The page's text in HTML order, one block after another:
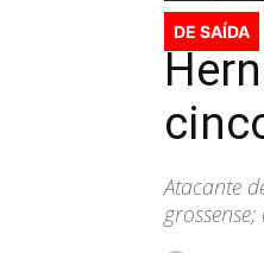
DE SAÍDA
Atacante